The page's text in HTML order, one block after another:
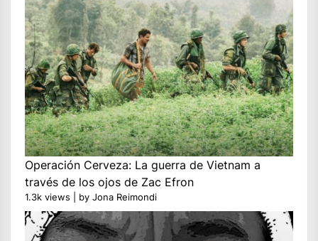
Operación Cerveza: La guerra de Vietnam a
través de los ojos de Zac Efron
1.3k views by Jona Reimondi